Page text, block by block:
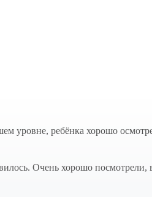
уровне, ребёнка хорошо
Очень хорошо посмотрели,